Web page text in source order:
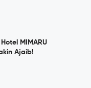
MIMARU
Ajaib!